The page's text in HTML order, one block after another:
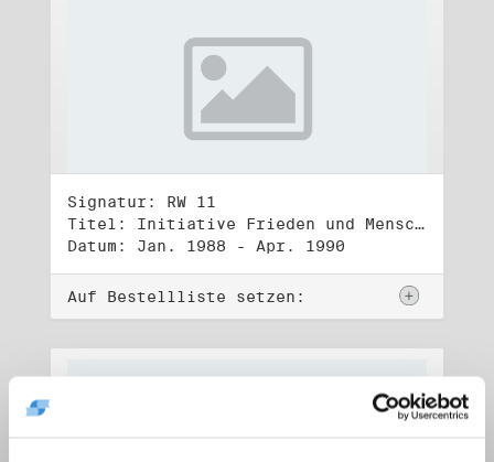
Signatur: RW 11
Titel: Initiative Frieden und Menschenrechte (1)
Datum: Jan. 1988 - Apr. 1990
Auf Bestellliste setzen: